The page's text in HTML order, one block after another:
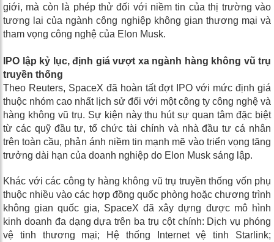
giới, mà còn là phép thử đối với niềm tin của thị trường vào
tương lai của ngành công nghiệp không gian thương mại và
tham vọng công nghệ của Elon Musk.
IPO lập kỷ lục, định giá vượt xa ngành hàng không vũ trụ
truyền thống
Theo Reuters, SpaceX đã hoàn tất đợt IPO với mức định giá
thuộc nhóm cao nhất lịch sử đối với một công ty công nghệ và
hàng không vũ trụ. Sự kiện này thu hút sự quan tâm đặc biệt
từ các quỹ đầu tư, tổ chức tài chính và nhà đầu tư cá nhân
trên toàn cầu, phản ánh niềm tin mạnh mẽ vào triển vọng tăng
trưởng dài hạn của doanh nghiệp do Elon Musk sáng lập.
Khác với các công ty hàng không vũ trụ truyền thống vốn phụ
thuộc nhiều vào các hợp đồng quốc phòng hoặc chương trình
không gian quốc gia, SpaceX đã xây dựng được mô hình
kinh doanh đa dạng dựa trên ba trụ cột chính: Dịch vụ phóng
vệ tinh thương mại; Hệ thống Internet vệ tinh Starlink;